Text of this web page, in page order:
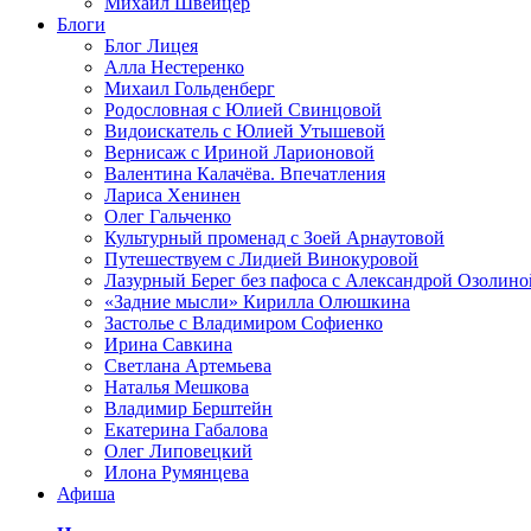
Блоги
Блог Лицея
Алла Нестеренко
Михаил Гольденберг
Родословная с Юлией Свинцовой
Видоискатель с Юлией Утышевой
Вернисаж с Ириной Ларионовой
Валентина Калачёва. Впечатления
Лариса Хенинен
Олег Гальченко
Культурный променад с Зоей Арнаутовой
Путешествуем с Лидией Винокуровой
Лазурный Берег без пафоса с Александрой
«Задние мысли» Кирилла Олюшкина
Застолье с Владимиром Софиенко
Ирина Савкина
Светлана Артемьева
Наталья Мешкова
Владимир Берштейн
Екатерина Габалова
Олег Липовецкий
Илона Румянцева
Афиша